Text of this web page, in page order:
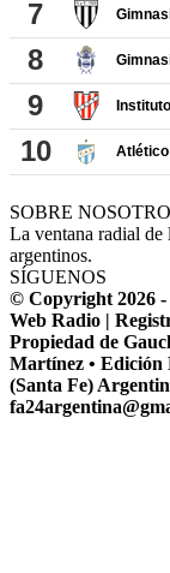
SOBRE
La ventana radial de
argentinos.
SÍGUENOS
© Copyright 2026 -
Web Radio |
Propiedad de
Martínez • Edición
(Santa Fe)